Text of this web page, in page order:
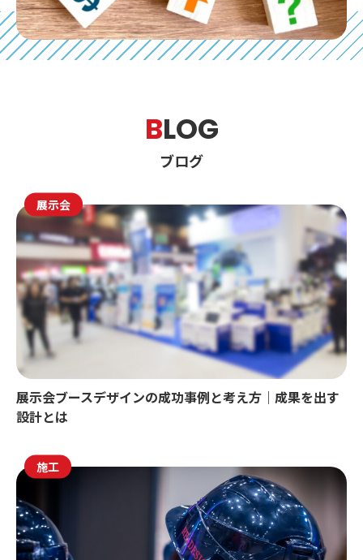
BLOG
ブログ
展示会
展示会ブースデザインの成功事例と考え方｜成果を出す
設計とは
施工